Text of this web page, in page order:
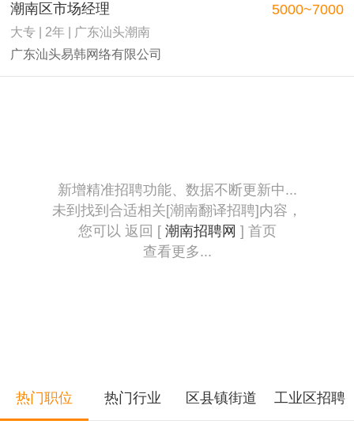
潮南区市场经理
大专 | 2年 | 广东汕头潮南
广东汕头易韩网络有限公司
5000~7000
新增精准招聘功能、数据不断更新中...
未到找到合适相关[潮南翻译招聘]内容，
您可以 返回 [ 潮南招聘网 ] 首页
查看更多...
热门职位 热门行业 区县镇街道 工业区招聘